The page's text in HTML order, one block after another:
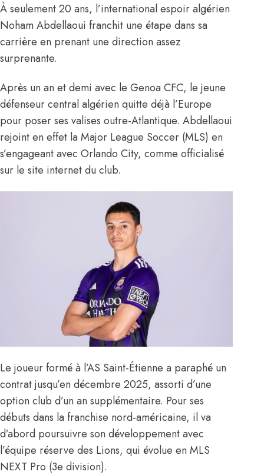
À seulement 20 ans, l’international espoir algérien
Noham Abdellaoui franchit une étape dans sa
carrière en prenant une direction assez
surprenante.
Après un an et demi avec le Genoa CFC, le jeune
défenseur central algérien quitte déjà l’Europe
pour poser ses valises outre-Atlantique. Abdellaoui
rejoint en effet la Major League Soccer (MLS) en
s’engageant avec Orlando City, comme officialisé
sur le site internet du club.
Le joueur formé à l’AS Saint-Étienne a paraphé un
contrat jusqu’en décembre 2025, assorti d’une
option club d’un an supplémentaire. Pour ses
débuts dans la franchise nord-américaine, il va
d’abord poursuivre son développement avec
l’équipe réserve des Lions, qui évolue en MLS
NEXT Pro (3e division).